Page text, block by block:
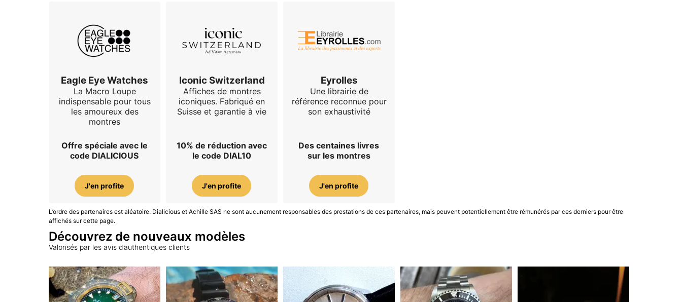
Eagle Eye Watches
La Macro Loupe
indispensable pour tous
les amoureux des
montres
Offre spéciale avec le
code DIALICIOUS
J'en profite
Iconic Switzerland
Affiches de montres
iconiques. Fabriqué en
Suisse et garantie à vie
10% de réduction avec
le code DIAL10
J'en profite
Eyrolles
Une librairie de
référence reconnue pour
son exhaustivité
Des centaines livres
sur les montres
J'en profite
L’ordre des partenaires est aléatoire. Dialicious et Achille SAS ne sont aucunement responsables des prestations de ces partenaires, mais peuvent potentiellement être rémunérés par ces derniers pour être
affichés sur cette page.
Découvrez de nouveaux modèles
Valorisés par les avis d’authentiques clients